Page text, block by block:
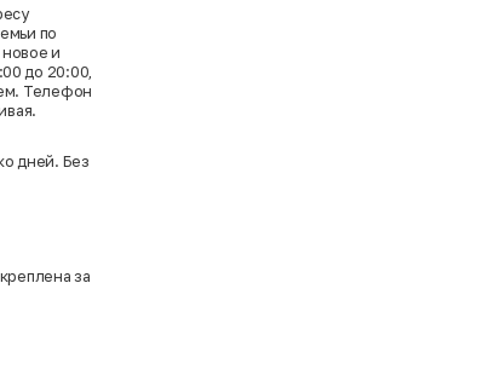
по
и
до 20:00,
Телефон
дней. Без
за